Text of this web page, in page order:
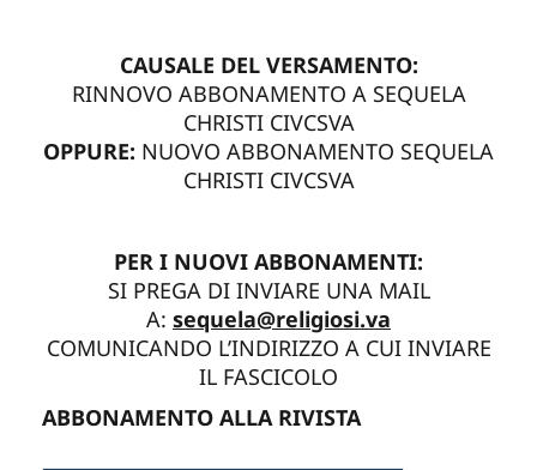
CAUSALE DEL VERSAMENTO:
RINNOVO ABBONAMENTO A SEQUELA
CHRISTI CIVCSVA
OPPURE: NUOVO ABBONAMENTO SEQUELA
CHRISTI CIVCSVA
PER I NUOVI ABBONAMENTI:
SI PREGA DI INVIARE UNA MAIL
A: sequela@religiosi.va
COMUNICANDO L’INDIRIZZO A CUI INVIARE
IL FASCICOLO
ABBONAMENTO ALLA RIVISTA